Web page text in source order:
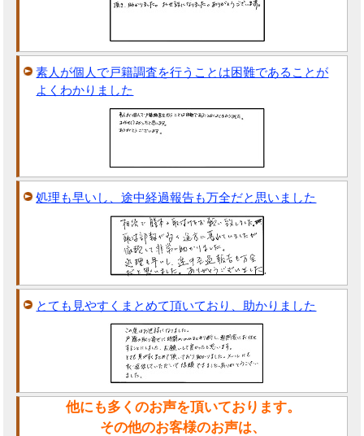
素人が個人で戸籍調査を行うことは困難であることが
よくわかりました
処理も早いし、途中経過報告も万全だと思いました
とても見やすくまとめて頂いており、助かりました
他にも多くのお声を頂いております。
その他のお客様のお声は、